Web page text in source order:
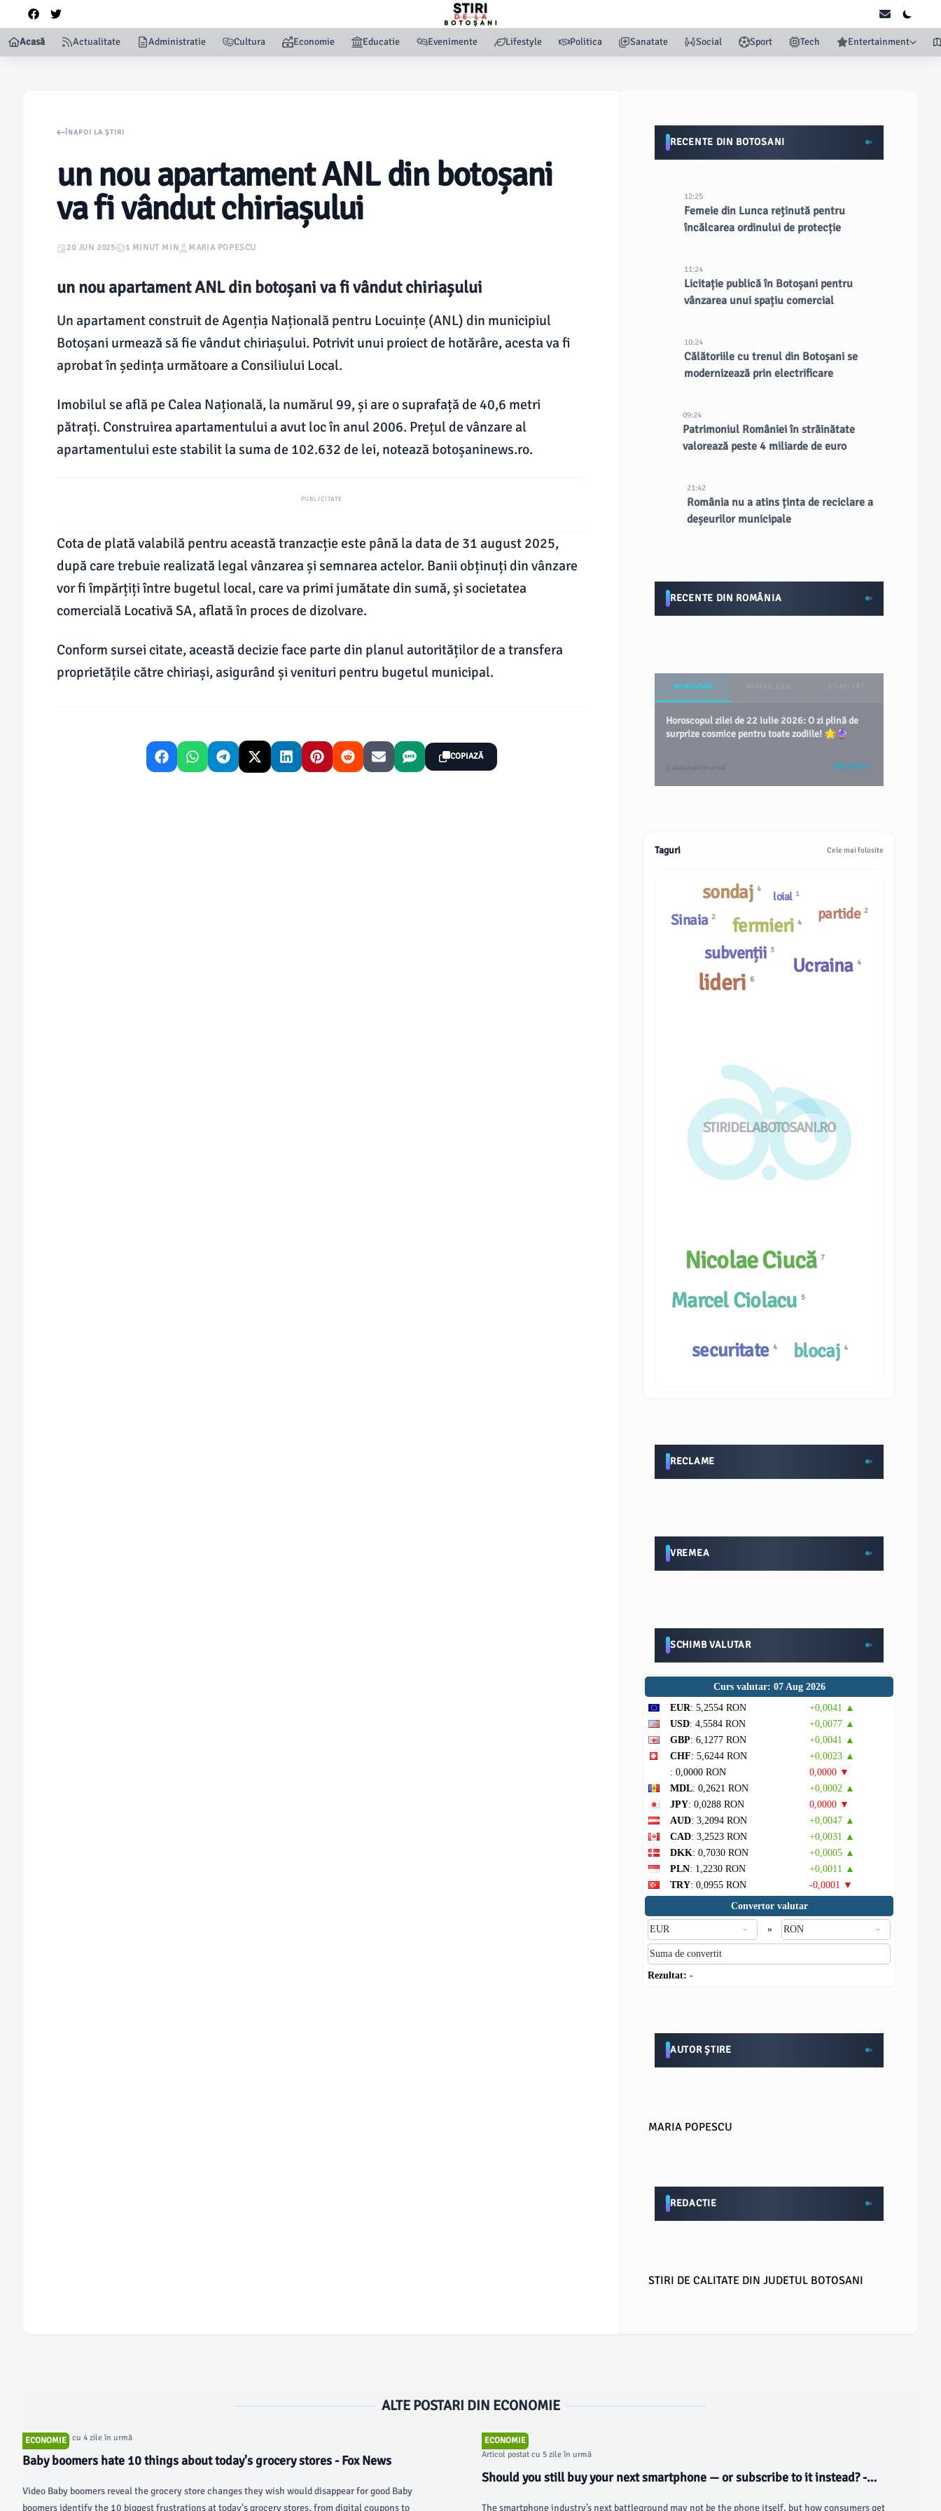
Acasă Actualitate Administratie Cultura Economie Educatie Evenimente Lifestyle Politica Sanatate Social Sport Tech Entertainment
ÎNAPOI LA ȘTIRI
un nou apartament ANL din botoșani
va fi vândut chiriașului
20 JUN 2025 1 MINUT MIN MARIA POPESCU
un nou apartament ANL din botoșani va fi vândut chiriașului
Un apartament construit de Agenția Națională pentru Locuințe (ANL) din municipiul
Botoșani urmează să fie vândut chiriașului. Potrivit unui proiect de hotărâre, acesta va fi
aprobat în ședința următoare a Consiliului Local.
Imobilul se află pe Calea Națională, la numărul 99, și are o suprafață de 40,6 metri
pătrați. Construirea apartamentului a avut loc în anul 2006. Prețul de vânzare al
apartamentului este stabilit la suma de 102.632 de lei, notează botoșaninews.ro.
PUBLICITATE
Cota de plată valabilă pentru această tranzacție este până la data de 31 august 2025,
după care trebuie realizată legal vânzarea și semnarea actelor. Banii obținuți din vânzare
vor fi împărțiți între bugetul local, care va primi jumătate din sumă, și societatea
comercială Locativă SA, aflată în proces de dizolvare.
Conform sursei citate, această decizie face parte din planul autorităților de a transfera
proprietățile către chiriași, asigurând și venituri pentru bugetul municipal.
COPIAZĂ
RECENTE DIN BOTOSANI
12:25
Femeie din Lunca reținută pentru
încălcarea ordinului de protecție
11:24
Licitație publică în Botoșani pentru
vânzarea unui spațiu comercial
10:24
Călătoriile cu trenul din Botoșani se
modernizează prin electrificare
09:24
Patrimoniul României în străinătate
valorează peste 4 miliarde de euro
21:42
România nu a atins ținta de reciclare a
deșeurilor municipale
RECENTE DIN ROMÂNIA
HOROSCOP
Horoscopul zilei de 22 iulie 2026: O zi plină de
surprize cosmice pentru toate zodiile! 🌟🔮
2 săptămâni în urmă VEZI TOT
Taguri Cele mai folosite
STIRIDELABOTOSANI.RO
Sinaia 2
Ucraina 4
fermieri 4 partide 2
loial 1
Marcel Ciolacu 5
blocaj4
lideri6
securitate 4
subvenții 3
sondaj4
Nicolae Ciucă7
RECLAME
VREMEA
SCHIMB VALUTAR
Curs valutar: 07 Aug 2026
EUR: 5,2554 RON
+0,0041 ▲
USD: 4,5584 RON
+0,0077 ▲
GBP: 6,1277 RON
+0,0041 ▲
CHF: 5,6244 RON
+0,0023 ▲
: 0,0000 RON
0,0000 ▼
MDL: 0,2621 RON
+0,0002 ▲
JPY: 0,0288 RON
0,0000 ▼
AUD: 3,2094 RON
+0,0047 ▲
CAD: 3,2523 RON
+0,0031 ▲
DKK: 0,7030 RON
+0,0005 ▲
PLN: 1,2230 RON
+0,0011 ▲
TRY: 0,0955 RON
-0,0001 ▼
Convertor valutar
»
Rezultat: -
AUTOR ȘTIRE
MARIA POPESCU
REDACTIE
STIRI DE CALITATE DIN JUDETUL BOTOSANI
ALTE POSTARI DIN ECONOMIE
ECONOMIE
Articol postat cu 4 zile în urmă
Baby boomers hate 10 things about today's grocery stores - Fox News
Video Baby boomers reveal the grocery store changes they wish would disappear for good Baby
boomers identify the 10 biggest frustrations at today's grocery stores, from digital coupons to
ECONOMIE
Articol postat cu 5 zile în urmă
Should you still buy your next smartphone — or subscribe to it instead? -
The smartphone industry’s next battleground may not be the phone itself, but how consumers get